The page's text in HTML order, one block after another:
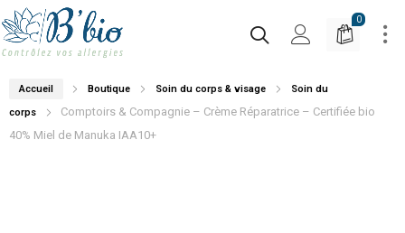
0
Accueil Boutique Soin du corps & visage
Soin du
corps
Comptoirs & Compagnie – Crème Réparatrice – Certifiée bio
40% Miel de Manuka IAA10+